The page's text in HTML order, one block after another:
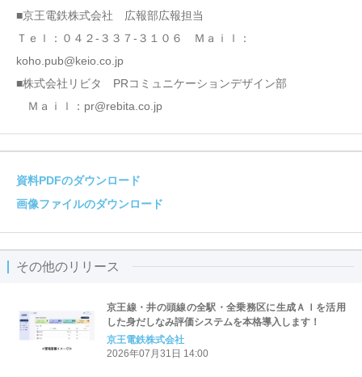
■京王電鉄株式会社 広報部広報担当
Ｔｅｌ：０４２-３３７-３１０６ Ｍａｉｌ：
koho.pub@keio.co.jp
■株式会社リビタ PRコミュニケーションデザイン部
Ｍａｉｌ：pr@rebita.co.jp
資料PDFのダウンロード
画像ファイルのダウンロード
その他のリリース
京王線・井の頭線の全駅・全乗務区に生成ＡＩを活用
した身だしなみ評価システムを本格導入します！
京王電鉄株式会社
2026年07月31日 14:00